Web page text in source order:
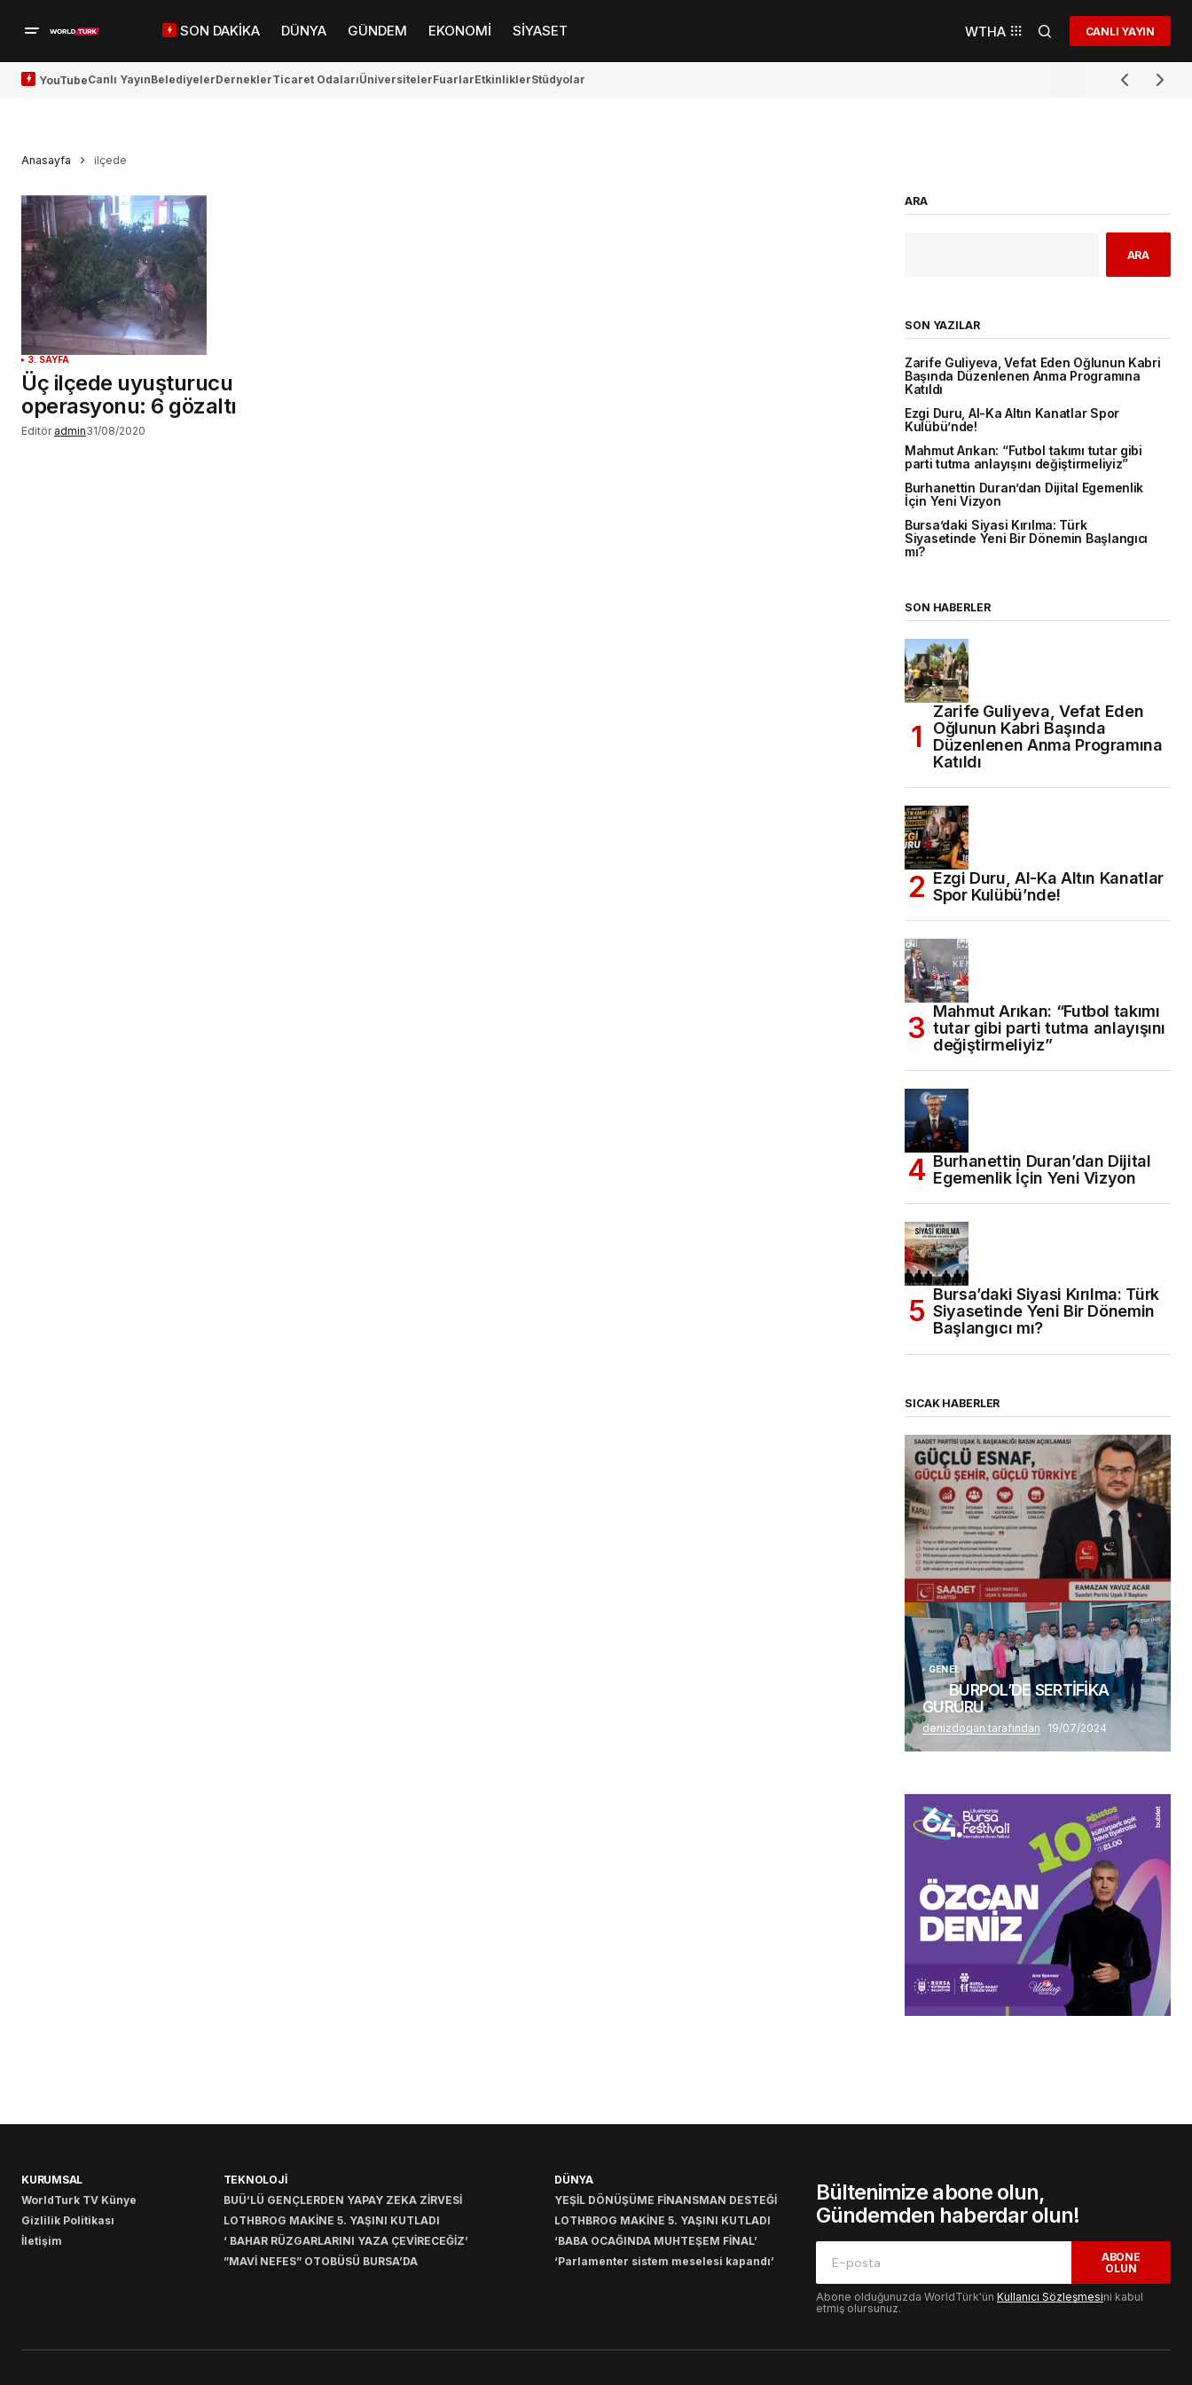
SON DAKİKA DÜNYA GÜNDEM EKONOMİ SİYASET WTHA CANLI YAYIN
YouTubeCanlı YayınBelediyelerDerneklerTicaret OdalarıÜniversitelerFuarlarEtkinliklerStüdyolar
Anasayfa ilçede
3. SAYFA
Üç ilçede uyuşturucu
operasyonu: 6 gözaltı
Editör admin31/08/2020
ARA
ARA
SON YAZILAR
Zarife Guliyeva, Vefat Eden Oğlunun Kabri
Başında Düzenlenen Anma Programına
Katıldı
Ezgi Duru, Al-Ka Altın Kanatlar Spor
Kulübü’nde!
Mahmut Arıkan: “Futbol takımı tutar gibi
parti tutma anlayışını değiştirmeliyiz”
Burhanettin Duran’dan Dijital Egemenlik
İçin Yeni Vizyon
Bursa’daki Siyasi Kırılma: Türk
Siyasetinde Yeni Bir Dönemin Başlangıcı
mı?
SON HABERLER
Zarife Guliyeva, Vefat Eden
Oğlunun Kabri Başında
Düzenlenen Anma Programına
Katıldı
Ezgi Duru, Al-Ka Altın Kanatlar
Spor Kulübü’nde!
Mahmut Arıkan: “Futbol takımı
tutar gibi parti tutma anlayışını
değiştirmeliyiz”
Burhanettin Duran’dan Dijital
Egemenlik İçin Yeni Vizyon
Bursa’daki Siyasi Kırılma: Türk
Siyasetinde Yeni Bir Dönemin
Başlangıcı mı?
SICAK HABERLER
(başlıksız)
Alaattin Karahan tarafından 14/07/2026
GENEL
BURPOL’DE SERTİFİKA
GURURU
denizdogan tarafından 19/07/2024
KURUMSAL
WorldTurk TV Künye
Gizlilik Politikası
İletişim
TEKNOLOJİ
BUÜ’LÜ GENÇLERDEN YAPAY ZEKA ZİRVESİ
LOTHBROG MAKİNE 5. YAŞINI KUTLADI
‘ BAHAR RÜZGARLARINI YAZA ÇEVİRECEĞİZ’
”MAVİ NEFES” OTOBÜSÜ BURSA’DA
DÜNYA
YEŞİL DÖNÜŞÜME FİNANSMAN DESTEĞİ
LOTHBROG MAKİNE 5. YAŞINI KUTLADI
‘BABA OCAĞINDA MUHTEŞEM FİNAL’
‘Parlamenter sistem meselesi kapandı’
Bültenimize abone olun,
Gündemden haberdar olun!
ABONE
OLUN
Abone olduğunuzda WorldTürk'ün Kullanıcı Sözleşmesini kabul
etmiş olursunuz.